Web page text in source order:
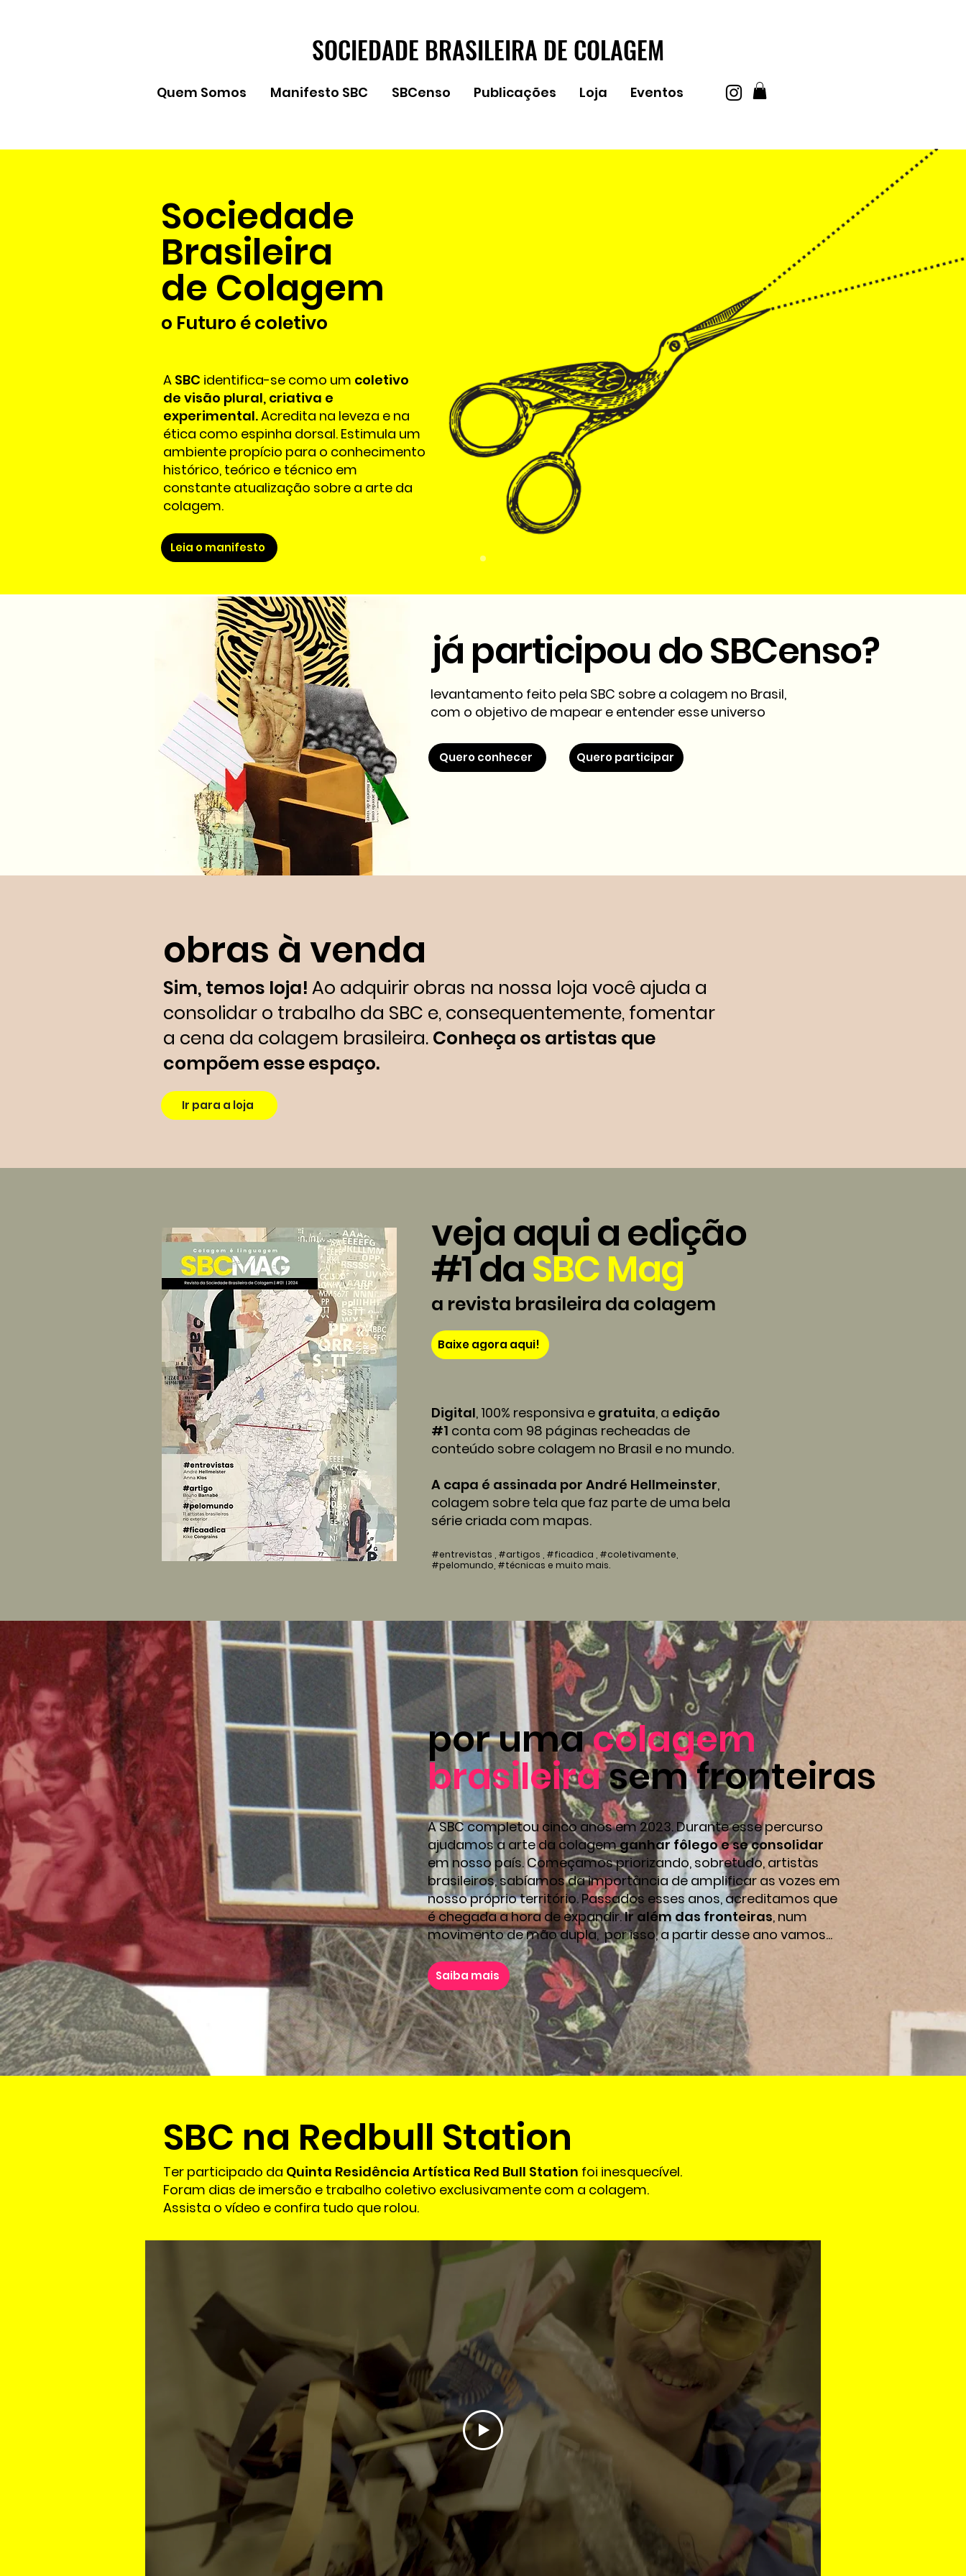
SOCIEDADE BRASILEIRA DE COLAGEM
Quem Somos Manifesto SBC SBCenso Publicações Loja Eventos
Sociedade
Brasileira
de Colagem
o Futuro é coletivo
A SBC identifica-se como um coletivo
de visão plural, criativa e
experimental.Acredita na leveza e na
ética como espinha dorsal. Estimula um
ambiente propício para o conhecimento
histórico, teórico e técnico em
constante atualização sobre a arte da
colagem.
Leia o manifesto
já participou doSBCenso?
levantamento feito pela SBC sobre a colagem no Brasil,
com o objetivo de mapear e entender esse universo
Quero conhecer Quero participar
obras à venda
Sim, temos loja! Ao adquirir obras na nossa loja você ajuda a
consolidar o trabalho da SBC e, consequentemente, fomentar
a cena da colagem brasileira. Conheça os artistas que
compõem esse espaço.
Ir para a loja
veja aqui a edição
#1 daSBC Mag
a revista brasileira da colagem
Baixe agora aqui!
Digital, 100% responsiva e gratuita, a edição
#1 conta com 98 páginas recheadas de
conteúdo sobre colagem no Brasil e no mundo.
A capa é assinada por André Hellmeinster,
colagem sobre tela que faz parte de uma bela
série criada com mapas.
#entrevistas , #artigos , #ficadica , #coletivamente,
#pelomundo, #técnicas e muito mais.
por umacolagem
brasileirasem fronteiras
A SBC completou cinco anos em 2023. Durante esse percurso
ajudamos a arte da colagemganhar fôlego e se consolidar
em nosso país. Começamos priorizando, sobretudo, artistas
brasileiros, sabíamos da importância de amplificar as vozes em
nosso próprio território. Passados esses anos, acreditamos que
é chegada a hora de expandir.Ir além das fronteiras, num
movimento de mão dupla, por isso, a partir desse ano vamos...​
Saiba mais
SBC na Redbull Station
Ter participado da Quinta Residência Artística Red Bull Station foi inesquecível.
Foram dias de imersão e trabalho coletivo exclusivamente com a colagem.
Assista o vídeo e confira tudo que rolou.